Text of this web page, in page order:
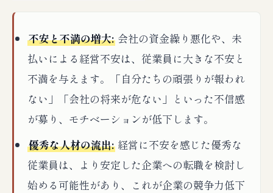
不安と不満の増大: 会社の資金繰り悪化や、未
払いによる経営不安は、従業員に大きな不安と
不満を与えます。「自分たちの頑張りが報われ
ない」「会社の将来が危ない」といった不信感
が募り、モチベーションが低下します。
優秀な人材の流出: 経営に不安を感じた優秀な
従業員は、より安定した企業への転職を検討し
始める可能性があり、これが企業の競争力低下